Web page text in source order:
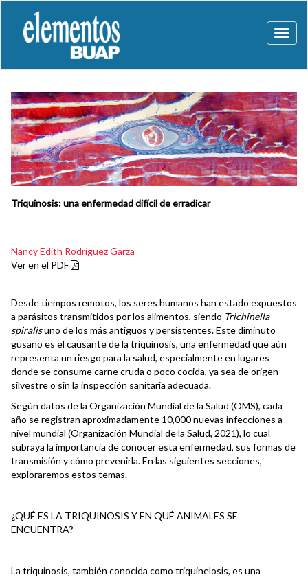
Triquinosis: una enfermedad difícil de erradicar
Nancy Edith Rodríguez Garza
Ver en el PDF
Desde tiempos remotos, los seres humanos han estado expuestos
a parásitos transmitidos por los alimentos, siendo Trichinella
spiralisuno de los más antiguos y persistentes. Este diminuto
gusano es el causante de la triquinosis, una enfermedad que aún
representa un riesgo para la salud, especialmente en lugares
donde se consume carne cruda o poco cocida, ya sea de origen
silvestre o sin la inspección sanitaria adecuada.
Según datos de la Organización Mundial de la Salud (OMS), cada
año se registran aproximadamente 10,000 nuevas infecciones a
nivel mundial (Organización Mundial de la Salud, 2021), lo cual
subraya la importancia de conocer esta enfermedad, sus formas de
transmisión y cómo prevenirla. En las siguientes secciones,
exploraremos estos temas.
¿QUÉ ES LA TRIQUINOSIS Y EN QUÉ ANIMALES SE
ENCUENTRA?
La triquinosis, también conocida como triquinelosis, es una